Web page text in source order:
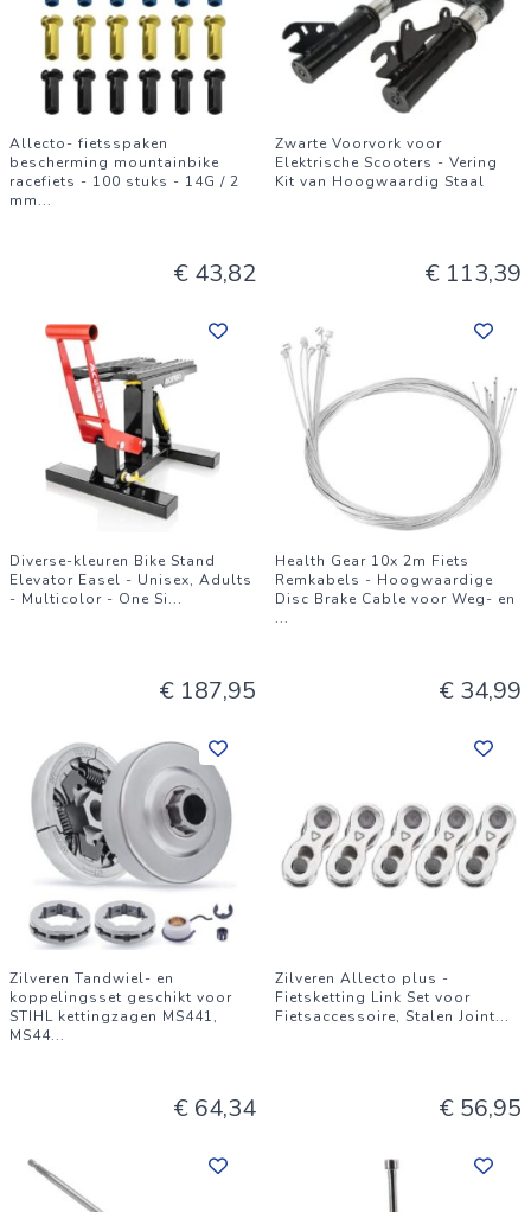
Allecto- fietsspaken
bescherming mountainbike
racefiets - 100 stuks - 14G / 2
mm...
€ 43,82
Zwarte Voorvork voor
Elektrische Scooters - Vering
Kit van Hoogwaardig Staal
€ 113,39
Diverse-kleuren Bike Stand
Elevator Easel - Unisex, Adults
- Multicolor - One Si...
€ 187,95
Health Gear 10x 2m Fiets
Remkabels - Hoogwaardige
Disc Brake Cable voor Weg- en
...
€ 34,99
Zilveren Tandwiel- en
koppelingsset geschikt voor
STIHL kettingzagen MS441,
MS44...
€ 64,34
Zilveren Allecto plus -
Fietsketting Link Set voor
Fietsaccessoire, Stalen Joint...
€ 56,95